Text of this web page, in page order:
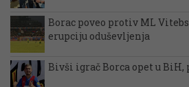
Borac poveo protiv ML
erupciju oduševljenja
Bivši igrač Borca opet u BiH,